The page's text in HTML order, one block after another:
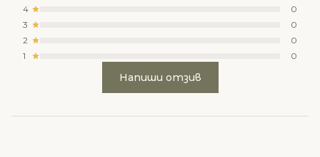
4
0
3
0
2
0
1
0
Напиши отзив